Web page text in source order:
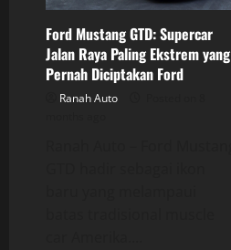
Ford Mustang GTD: Supercar
Jalan Raya Paling Ekstrem yang
Pernah Diciptakan Ford
Ranah Auto